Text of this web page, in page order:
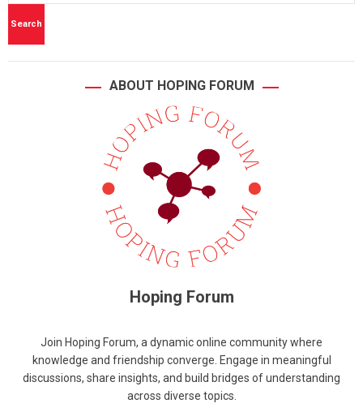
ABOUT HOPING FORUM
Hoping Forum
Join Hoping Forum, a dynamic online community where
knowledge and friendship converge. Engage in meaningful
discussions, share insights, and build bridges of understanding
across diverse topics.